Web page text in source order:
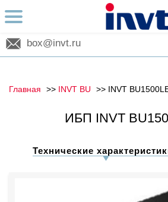
box@invt.ru
Главная INVT BU INVT
ИБП INVT
Технические